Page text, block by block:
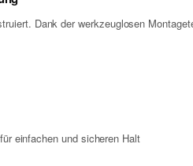
Dank der werkzeuglosen
einfachen und sicheren Halt